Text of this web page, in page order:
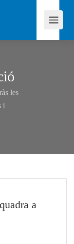
les
i
a